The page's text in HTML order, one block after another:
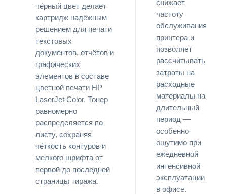
чёрный цвет делает
картридж надёжным
решением для печати
текстовых
документов, отчётов и
графических
элементов в составе
цветной печати HP
LaserJet Color. Тонер
равномерно
распределяется по
листу, сохраняя
чёткость контуров и
мелкого шрифта от
первой до последней
страницы тиража.
снижает
частоту
обслуживания
принтера и
позволяет
рассчитывать
затраты на
расходные
материалы на
длительный
период —
особенно
ощутимо при
ежедневной
интенсивной
эксплуатации
в офисе.